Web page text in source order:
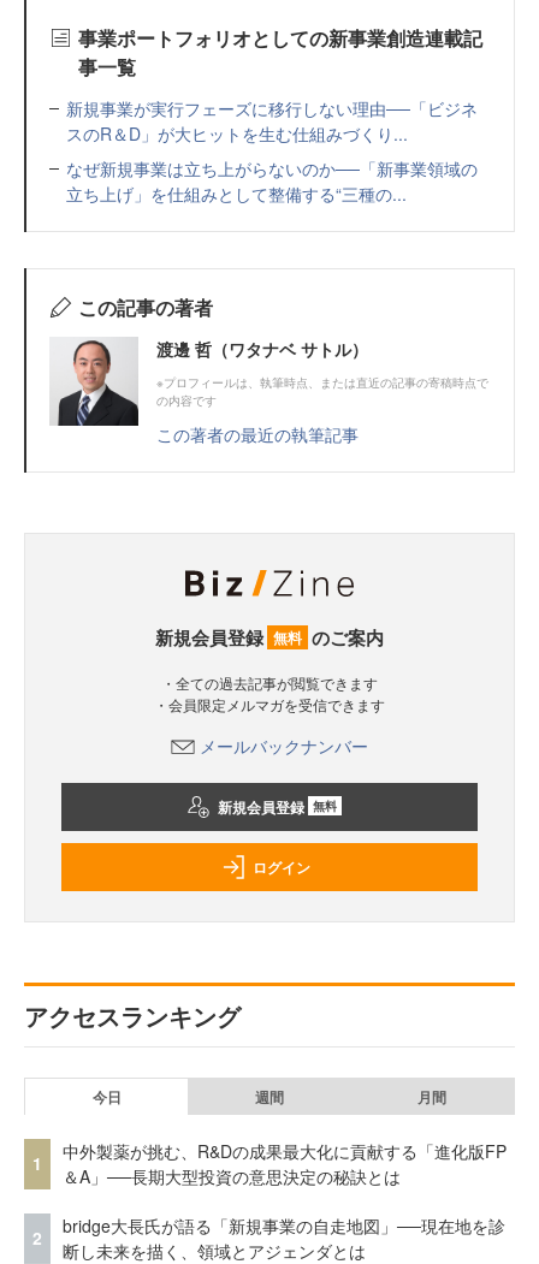
事業ポートフォリオとしての新事業創造連載記
事一覧
新規事業が実行フェーズに移行しない理由──「ビジネ
スのR＆D」が大ヒットを生む仕組みづくり...
なぜ新規事業は立ち上がらないのか──「新事業領域の
立ち上げ」を仕組みとして整備する“三種の...
この記事の著者
渡邊 哲（ワタナベ サトル）
※プロフィールは、執筆時点、または直近の記事の寄稿時点で
の内容です
この著者の最近の執筆記事
新規会員登録 無料 のご案内
・全ての過去記事が閲覧できます
・会員限定メルマガを受信できます
メールバックナンバー
新規会員登録 無料
ログイン
アクセスランキング
今日 週間 月間
1
中外製薬が挑む、R&Dの成果最大化に貢献する「進化版FP
＆A」──長期大型投資の意思決定の秘訣とは
2
bridge大長氏が語る「新規事業の自走地図」──現在地を診
断し未来を描く、領域とアジェンダとは